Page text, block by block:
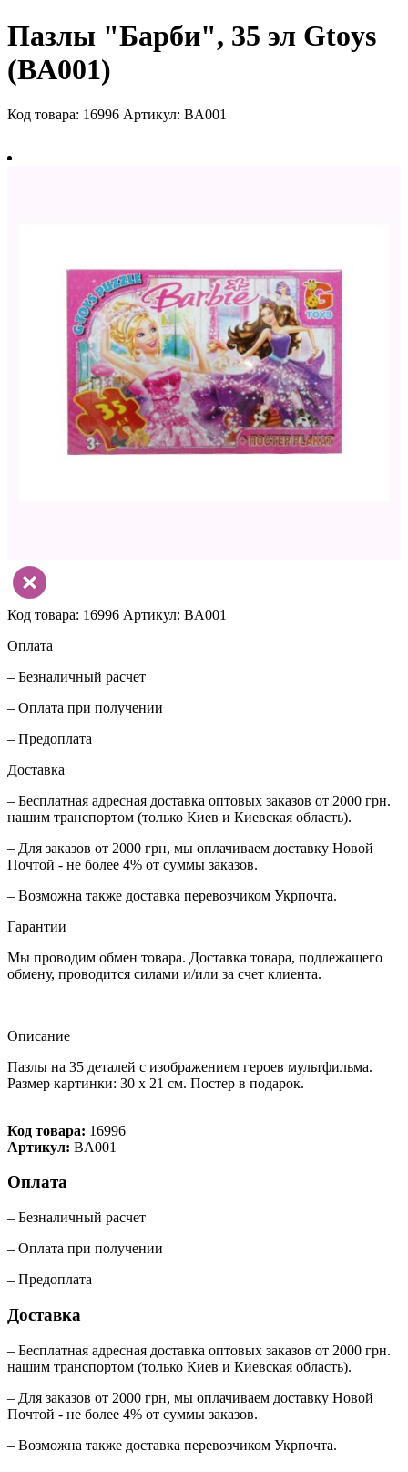
Пазлы "Барби", 35 эл Gtoys
(BA001)
Код товара: 16996 Артикул: BA001
Код товара: 16996 Артикул: BA001
Оплата
– Безналичный расчет
– Оплата при получении
– Предоплата
Доставка
– Бесплатная адресная доставка оптовых заказов от 2000 грн.
нашим транспортом (только Киев и Киевская область).
– Для заказов от 2000 грн, мы оплачиваем доставку Новой
Почтой - не более 4% от суммы заказов.
– Возможна также доставка перевозчиком Укрпочта.
Гарантии
Мы проводим обмен товара. Доставка товара, подлежащего
обмену, проводится силами и/или за счет клиента.
Описание
Пазлы на 35 деталей с изображением героев мультфильма.
Размер картинки: 30 х 21 см. Постер в подарок.
Код товара: 16996
Артикул: BA001
Оплата
– Безналичный расчет
– Оплата при получении
– Предоплата
Доставка
– Бесплатная адресная доставка оптовых заказов от 2000 грн.
нашим транспортом (только Киев и Киевская область).
– Для заказов от 2000 грн, мы оплачиваем доставку Новой
Почтой - не более 4% от суммы заказов.
– Возможна также доставка перевозчиком Укрпочта.